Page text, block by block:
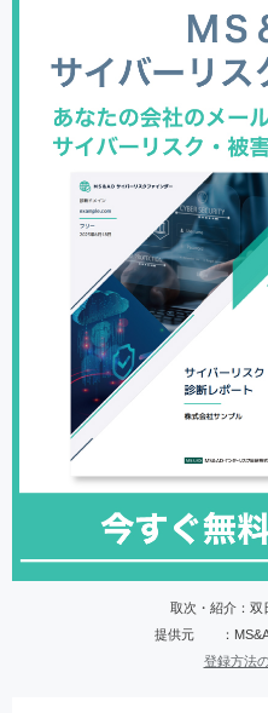
取次・紹介：双
提供元 ：
登録方法